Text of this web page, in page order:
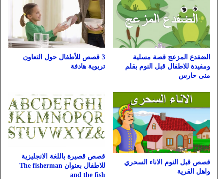
الضفدع المزعج قصة مسلية
ومفيدة للاطفال قبل النوم بقلم
منى حارس
3 قصص للأطفال حول التعاون
تربوية هادفة
قصص قبل النوم الاناء السحري
واهل القرية
قصص قصيرة باللغة الانجليزية
للاطفال بعنوان The fisherman
and the fish